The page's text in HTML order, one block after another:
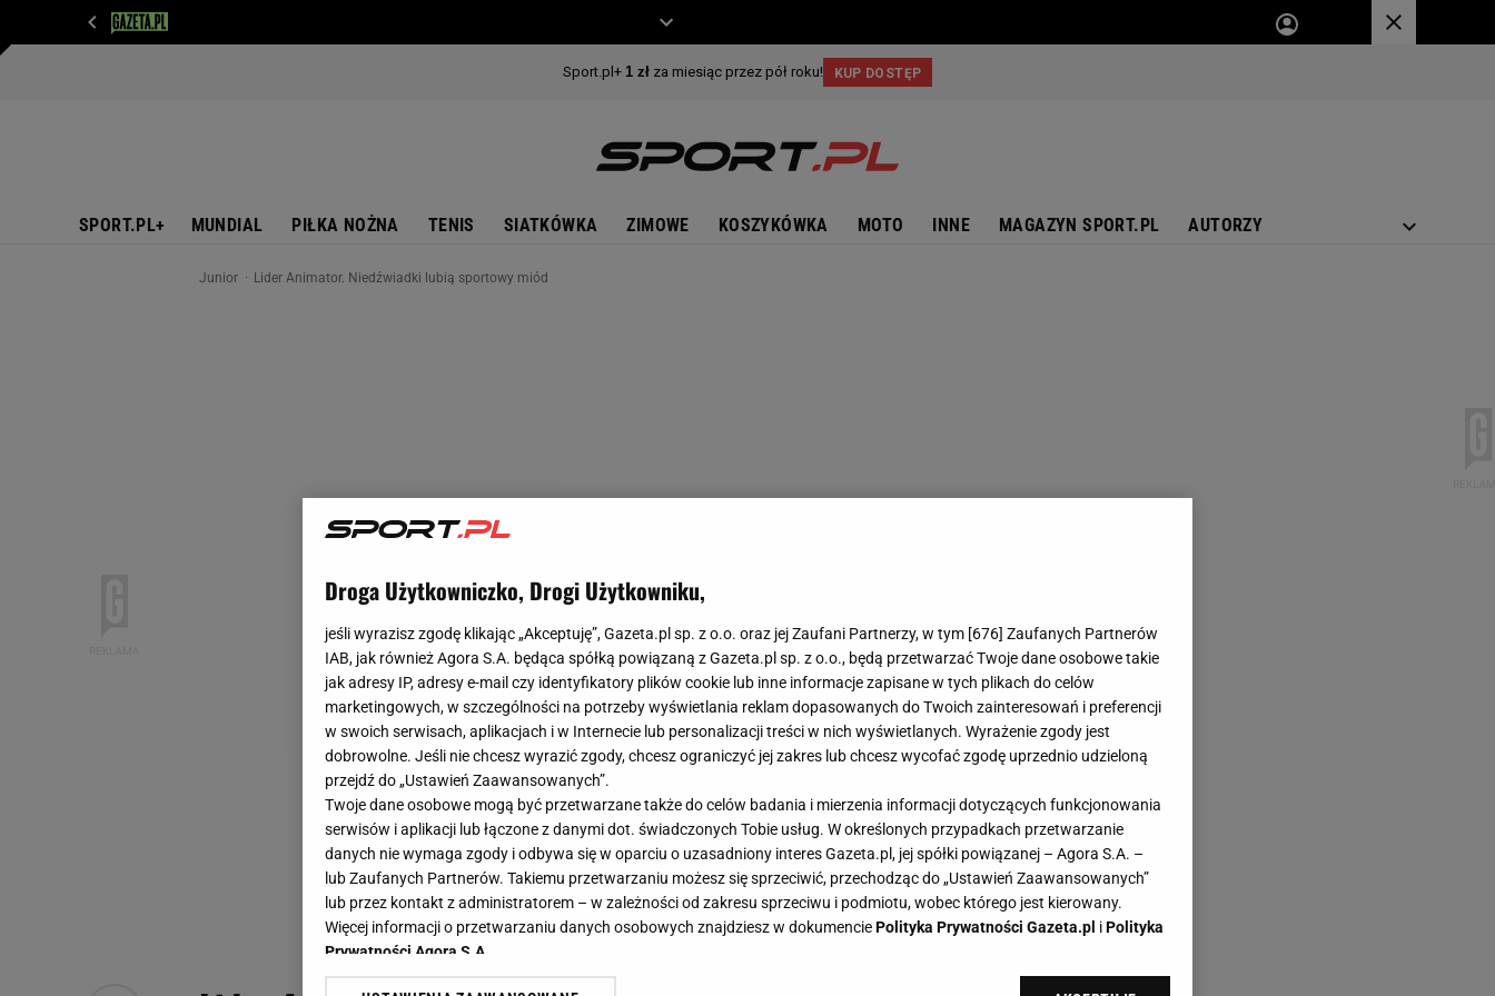
SPORT.PL+ MUNDIAL PIŁKA NOŻNA TENIS SIATKÓWKA ZIMOWE KOSZYKÓWKA MOTO INNE MAGAZYN SPORT.PL AUTORZY
Junior Lider Animator. Niedźwiadki lubią sportowy miód
Droga Użytkowniczko, Drogi Użytkowniku,
jeśli wyrazisz zgodę klikając „Akceptuję”, Gazeta.pl sp. z o.o. oraz jej Zaufani Partnerzy, w tym [676] Zaufanych Partnerów
IAB, jak również Agora S.A. będąca spółką powiązaną z Gazeta.pl sp. z o.o., będą przetwarzać Twoje dane osobowe takie
jak adresy IP, adresy e-mail czy identyfikatory plików cookie lub inne informacje zapisane w tych plikach do celów
marketingowych, w szczególności na potrzeby wyświetlania reklam dopasowanych do Twoich zainteresowań i preferencji
w swoich serwisach, aplikacjach i w Internecie lub personalizacji treści w nich wyświetlanych. Wyrażenie zgody jest
dobrowolne. Jeśli nie chcesz wyrazić zgody, chcesz ograniczyć jej zakres lub chcesz wycofać zgodę uprzednio udzieloną
przejdź do „Ustawień Zaawansowanych”.
Twoje dane osobowe mogą być przetwarzane także do celów badania i mierzenia informacji dotyczących funkcjonowania
serwisów i aplikacji lub łączone z danymi dot. świadczonych Tobie usług. W określonych przypadkach przetwarzanie
danych nie wymaga zgody i odbywa się w oparciu o uzasadniony interes Gazeta.pl, jej spółki powiązanej – Agora S.A. –
lub Zaufanych Partnerów. Takiemu przetwarzaniu możesz się sprzeciwić, przechodząc do „Ustawień Zaawansowanych”
lub przez kontakt z administratorem – w zależności od zakresu sprzeciwu i podmiotu, wobec którego jest kierowany.
Więcej informacji o przetwarzaniu danych osobowych znajdziesz w dokumenciePolityka Prywatności Gazeta.pl iPolityka
Prywatności Agora S.A.